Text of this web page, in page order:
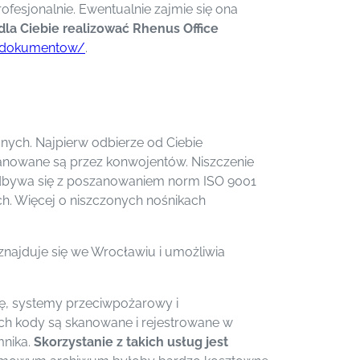
Ewentualnie zajmie się ona
Ciebie realizować Rhenus Office
.
Najpierw odbierze od Ciebie
są przez konwojentów. Niszczenie
się z poszanowaniem norm ISO 9001
Więcej o niszczonych nośnikach
się we Wrocławiu i umożliwia
systemy przeciwpożarowy i
kody są skanowane i rejestrowane w
Skorzystanie z takich usług jest